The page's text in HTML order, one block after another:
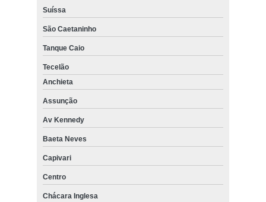
Suíssa
São Caetaninho
Tanque Caio
Tecelão
Anchieta
Assunção
Av Kennedy
Baeta Neves
Capivari
Centro
Chácara Inglesa